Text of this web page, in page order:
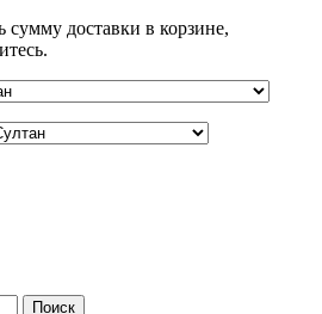
сумму доставки в корзине,
Поиск